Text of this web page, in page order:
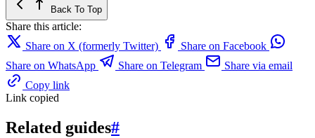
Back To Top
Share this article:
Share on X (formerly Twitter)
Share on Facebook
Share on WhatsApp
Share on Telegram
Share via email
Copy link
Link copied
Related guides#